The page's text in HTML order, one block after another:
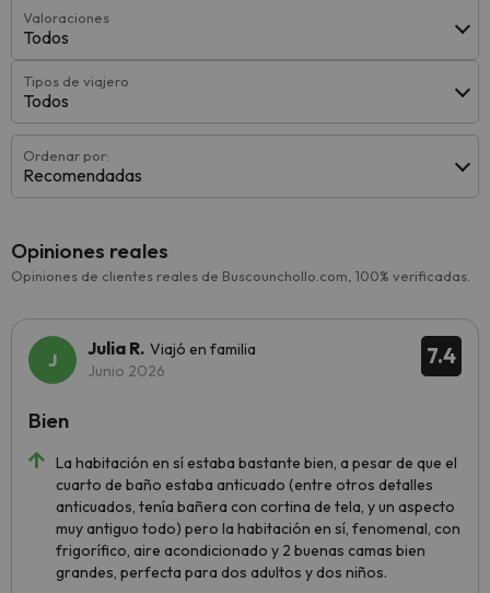
Valoraciones
Todos
Tipos de viajero
Todos
Ordenar por:
Recomendadas
Opiniones reales
Opiniones de clientes reales de Buscounchollo.com, 100% verificadas.
7.4
Julia R. Viajó en familia
Junio 2026
La habitación en sí estaba bastante bien, a pesar de que el
cuarto de baño estaba anticuado (entre otros detalles
anticuados, tenía bañera con cortina de tela, y un aspecto
muy antiguo todo) pero la habitación en sí, fenomenal, con
frigorífico, aire acondicionado y 2 buenas camas bien
grandes, perfecta para dos adultos y dos niños.
Bien